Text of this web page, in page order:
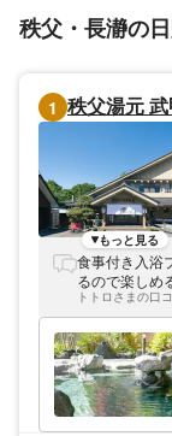
秩父・長瀞の
1 秩父湯元
もっと見る
食事付き入浴
るので楽しめ
トトロさまの口